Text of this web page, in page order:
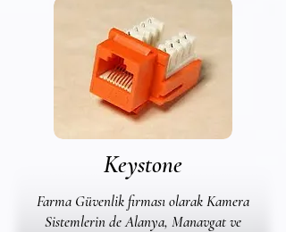
Keystone
Farma Güvenlik firması olarak Kamera
Sistemlerin de Alanya, Manavgat ve